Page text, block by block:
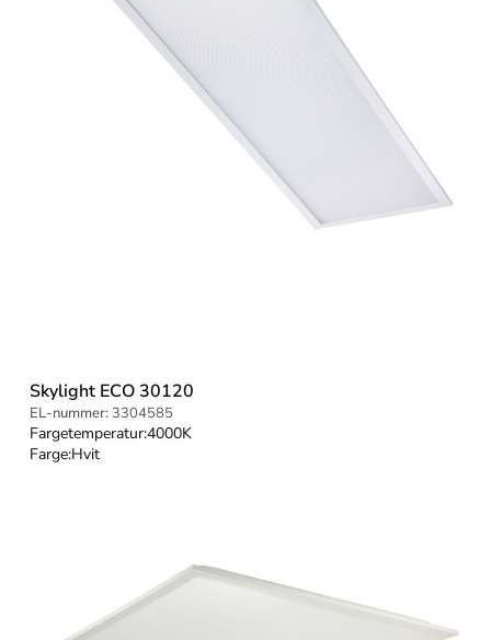
Skylight ECO 30120
EL-nummer: 3304585
Fargetemperatur:4000K
Farge:Hvit